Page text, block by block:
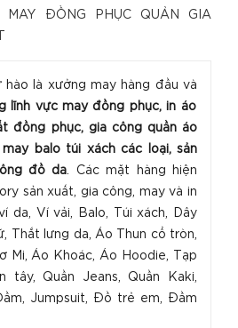
MAY ĐỒNG PHỤC QUẢN GIA
là xưởng may hàng đầu và
lĩnh vực may đồng phục, in áo
đồng phục, gia công quần áo
balo túi xách các loại, sản
đồ da . Các mặt hàng hiện
sản xuất, gia công, may và in
da, Ví vải, Balo, Túi xách, Dây
Thắt lưng da, Áo Thun cổ tròn,
Mi, Áo Khoác, Áo Hoodie, Tạp
tây, Quần Jeans, Quần Kaki,
Jumpsuit, Đồ trẻ em, Đầm